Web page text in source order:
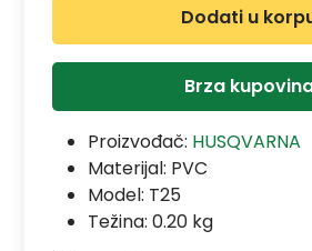
Dodati u
Brza
Proizvođač: HUSQVARNA
Materijal: PVC
Model: T25
Težina: 0.20 kg